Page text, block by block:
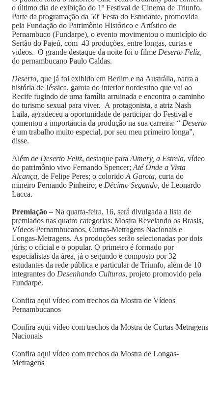
o último dia de exibição do 1º Festival de Cinema de Triunfo.
Parte da programação da 50ª Festa do Estudante, promovida
pela Fundação do Patrimônio Histórico e Artístico de
Pernambuco (Fundarpe), o evento movimentou o município do
Sertão do Pajeú, com 43 produções, entre longas, curtas e
vídeos. O grande destaque da noite foi o filme Deserto Feliz,
do pernambucano Paulo Caldas.
Deserto, que já foi exibido em Berlim e na Austrália, narra a
história de Jéssica, garota do interior nordestino que vai ao
Recife fugindo de uma família arruinada e encontra o caminho
do turismo sexual para viver. A protagonista, a atriz Nash
Laila, agradeceu a oportunidade de participar do Festival e
comentou a importância da produção na sua carreira: “ Deserto
é um trabalho muito especial, por seu meu primeiro longa”,
disse.
Além de Deserto Feliz, destaque para Almery, a Estrela, vídeo
do patrimônio vivo Fernando Spencer; Até Onde a Vista
Alcança, de Felipe Peres; o colorido A Garota, curta do
mineiro Fernando Pinheiro; e Décimo Segundo, de Leonardo
Lacca.
Premiação – Na quarta-feira, 16, será divulgada a lista de
premiados nas quatro categorias: Mostra Revelando os Brasis,
Vídeos Pernambucanos, Curtas-Metragens Nacionais e
Longas-Metragens. As produções serão selecionadas por dois
júris; o oficial e o popular. O primeiro é formado por
especialistas da área, já o segundo é composto por 32
estudantes da rede pública e particular de Triunfo, além de 10
integrantes do Desenhando Culturas, projeto promovido pela
Fundarpe.
Confira aqui vídeo com trechos da Mostra de Vídeos
Pernambucanos
Confira aqui vídeo com trechos da Mostra de Curtas-Metragens
Nacionais
Confira aqui vídeo com trechos da Mostra de Longas-
Metragens